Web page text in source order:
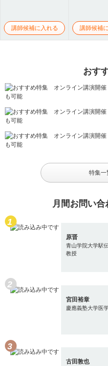
講師候補に入れる 講師候補
おす
特集一
月間お問い
原晋
青山学院大学駅
教授
宮田裕章
慶應義塾大学医
古田敦也